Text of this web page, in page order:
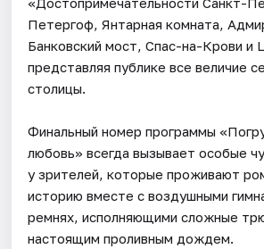
Петергоф, Янтарная комната,
Банковский мост, Спас-на-Крови и
представляя публике все величие
столицы.
Финальный номер программы
любовь» всегда вызывает особые
у зрителей, которые проживают
историю вместе с воздушными
ремнях, исполняющими сложные
настоящим проливным дождем.